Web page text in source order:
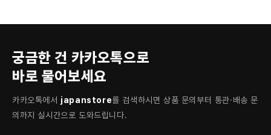
궁금한 건 카카오톡으로
바로 물어보세요
카카오톡에서 japanstore를 검색하시면 상품 문의부터 통관·배송 문
의까지 실시간으로 도와드립니다.